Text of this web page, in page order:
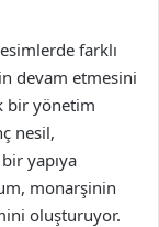
farklı
devam etmesini
bir yönetim
nesil,
yapıya
monarşinin
oluşturuyor.